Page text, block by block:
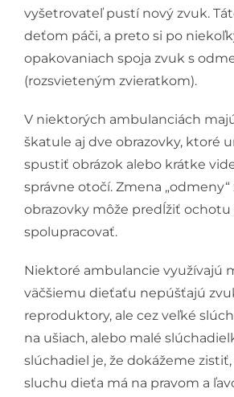
vyšetrovateľ pustí nový zvuk.
deťom páči, a preto si po
opakovaniach spoja zvuk s
(rozsvieteným zvieratkom).
V niektorých ambulanciách
škatule aj dve obrazovky, ktoré
spustiť obrázok alebo krátke
správne otočí. Zmena
obrazovky môže predĺžiť
spolupracovať.
Niektoré ambulancie využívajú
väčšiemu dieťaťu nepúšťajú
reproduktory, ale cez veľké
na ušiach, alebo malé
slúchadiel je, že dokážeme
sluchu dieťa má na pravom a